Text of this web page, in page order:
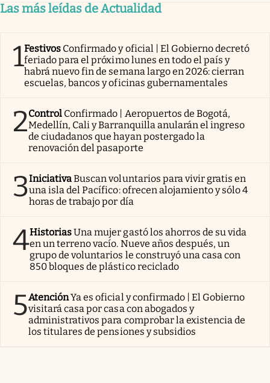
Las más leídas de Actualidad
1Festivos Confirmado y oficial | El Gobierno decretó
feriado para el próximo lunes en todo el país y
habrá nuevo fin de semana largo en 2026: cierran
escuelas, bancos y oficinas gubernamentales
2Control Confirmado | Aeropuertos de Bogotá,
Medellín, Cali y Barranquilla anularán el ingreso
de ciudadanos que hayan postergado la
renovación del pasaporte
3IniciativaBuscan voluntarios para vivir gratis en
una isla del Pacífico: ofrecen alojamiento y sólo 4
horas de trabajo por día
4HistoriasUna mujer gastó los ahorros de su vida
en un terreno vacío. Nueve años después, un
grupo de voluntarios le construyó una casa con
850 bloques de plástico reciclado
5AtenciónYa es oficial y confirmado | El Gobierno
visitará casa por casa con abogados y
administrativos para comprobar la existencia de
los titulares de pensiones y subsidios